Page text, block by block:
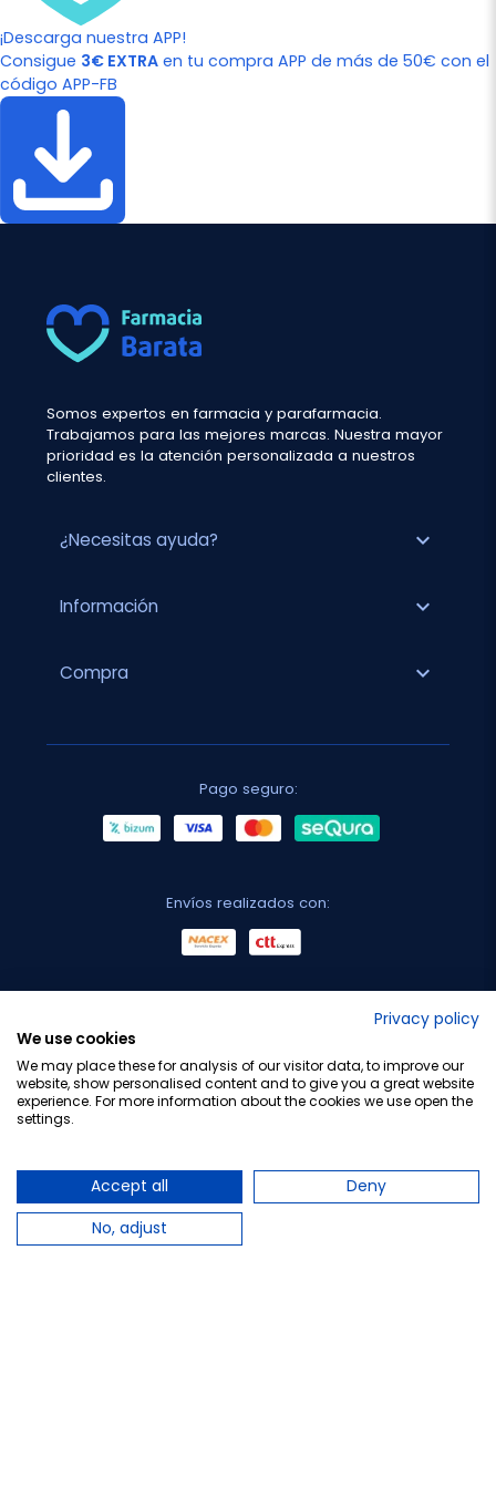
¡Descarga nuestra APP!
Consigue 3€ EXTRA en tu compra APP de más de 50€ con el
código APP-FB
Somos expertos en farmacia y parafarmacia.
Trabajamos para las mejores marcas. Nuestra mayor
prioridad es la atención personalizada a nuestros
clientes.
¿Necesitas ayuda? expand_more
Información expand_more
Compra expand_more
Pago seguro:
Envíos realizados con:
Privacy policy
We use cookies
We may place these for analysis of our visitor data, to improve our
website, show personalised content and to give you a great website
experience. For more information about the cookies we use open the
settings.
Accept all
Deny
No, adjust